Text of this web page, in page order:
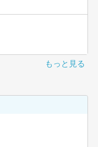
もっと見る